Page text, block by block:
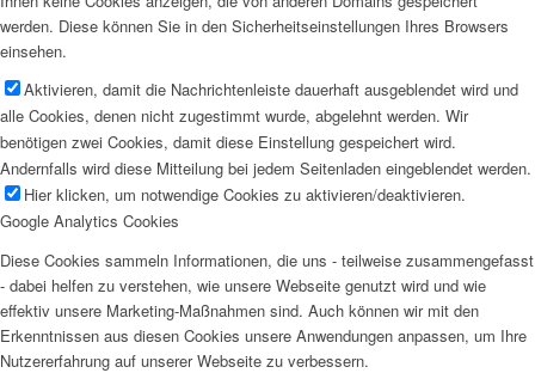
werden. Diese können Sie in den Sicherheitseinstellungen Ihres Browsers
einsehen.
Aktivieren, damit die Nachrichtenleiste dauerhaft ausgeblendet wird und
alle Cookies, denen nicht zugestimmt wurde, abgelehnt werden. Wir
benötigen zwei Cookies, damit diese Einstellung gespeichert wird.
Andernfalls wird diese Mitteilung bei jedem Seitenladen eingeblendet werden.
Hier klicken, um notwendige Cookies zu aktivieren/deaktivieren.
Google Analytics Cookies
Diese Cookies sammeln Informationen, die uns - teilweise zusammengefasst
- dabei helfen zu verstehen, wie unsere Webseite genutzt wird und wie
effektiv unsere Marketing-Maßnahmen sind. Auch können wir mit den
Erkenntnissen aus diesen Cookies unsere Anwendungen anpassen, um Ihre
Nutzererfahrung auf unserer Webseite zu verbessern.